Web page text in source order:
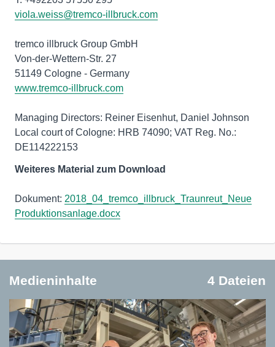
viola.weiss@tremco-illbruck.com
tremco illbruck Group GmbH
Von-der-Wettern-Str. 27
www.tremco-illbruck.com
Managing Directors: Reiner Eisenhut, Daniel Johnson
Local court of Cologne: HRB 74090; VAT Reg. No.:
DE114222153
Weiteres Material zum Download
Dokument: 2018_04_tremco_illbruck_Traunreut_Neue
Produktionsanlage.docx
Medieninhalte 4 Dateien